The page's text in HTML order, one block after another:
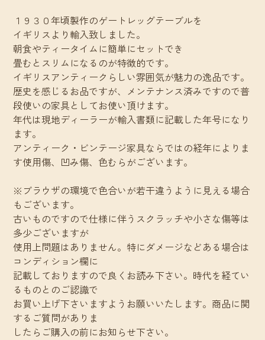
１９３０年頃製作のゲートレッグテーブルを
イギリスより輸入致しました。
朝食やティータイムに簡単にセットでき
畳むとスリムになるのが特徴的です。
イギリスアンティークらしい雰囲気が魅力の逸品です。
歴史を感じるお品ですが、メンテナンス済みですので普
段使いの家具としてお使い頂けます。
年代は現地ディーラーが輸入書類に記載した年号になり
ます。
アンティーク・ビンテージ家具ならではの経年によりま
す使用傷、凹み傷、色むらがございます。
※ブラウザの環境で色合いが若干違うように見える場合
もございます。
古いものですので仕様に伴うスクラッチや小さな傷等は
多少ございますが
使用上問題はありません。特にダメージなどある場合は
コンディション欄に
記載しておりますので良くお読み下さい。時代を経てい
るものとのご認識で
お買い上げ下さいますようお願いいたします。商品に関
するご質問がありま
したらご購入の前にお知らせ下さい。